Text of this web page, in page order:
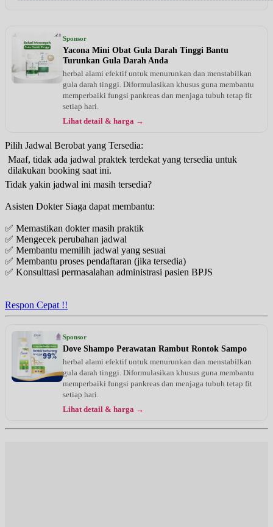
Sponsor
Yacona Mini Obat Gula Darah Tinggi Bantu
Turunkan Gula Darah Anda
herbal alami efektif untuk menurunkan dan menstabilkan
gula darah tinggi. Diformulasikan khusus guna membantu
memperbaiki fungsi pankreas dan menjaga tubuh tetap fit
setiap hari.
Lihat detail & harga →
Pilih Jadwal Berobat yang Tersedia:
Maaf, tidak ada jadwal praktek terdekat yang tersedia untuk
dilakukan booking saat ini.
Tidak yakin jadwal ini masih tersedia?
Asisten Dokter Siaga dapat membantu:
✅ Memastikan dokter masih praktik
✅ Mengecek perubahan jadwal
✅ Membantu memilih jadwal yang sesuai
✅ Membantu proses pendaftaran (jika tersedia)
✅ Konsulttasi permasalahan administrasi pasien BPJS
Respon Cepat !!
Sponsor
Dove Shampo Perawatan Rambut Rontok Sampo
herbal alami efektif untuk menurunkan dan menstabilkan
gula darah tinggi. Diformulasikan khusus guna membantu
memperbaiki fungsi pankreas dan menjaga tubuh tetap fit
setiap hari.
Lihat detail & harga →